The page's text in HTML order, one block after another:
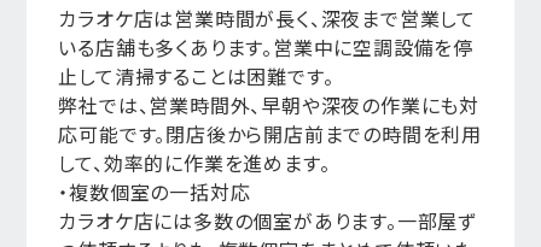
カラオケ店は営業時間が長く、深夜まで営業して
いる店舗も多くあります。営業中に空調設備を停
止して清掃することは困難です。
弊社では、営業時間外、早朝や深夜の作業にも対
応可能です。閉店後から開店前までの時間を利用
して、効率的に作業を進めます。
・複数個室の一括対応
カラオケ店には多数の個室があります。一部屋ず